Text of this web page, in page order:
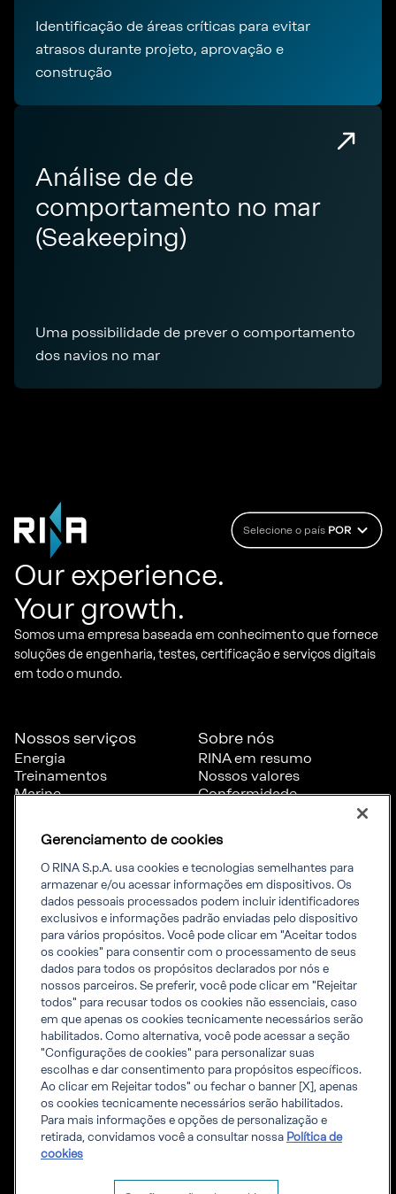
Identificação de áreas críticas para evitar
atrasos durante projeto, aprovação e
construção
Análise de de
comportamento no mar
(Seakeeping)
Uma possibilidade de prever o comportamento
dos navios no mar
Selecione o país POR
Our experience.
Your growth.
Somos uma empresa baseada em conhecimento que fornece
soluções de engenharia, testes, certificação e serviços digitais
em todo o mundo.
Nossos serviços
Energia
Treinamentos
Marine
infraestrutura
Sobre nós
RINA em resumo
Nossos valores
Conformidade
Diversidade & Inclusão
Trabalhe conosco
Ferramentas
Regras RINA
Acreditações
Inspeção acreditada de
Projetos de Engenharia e
Obras de infraestrutura
Igualdade salarial
Certificates list
Certification Member
Area
Marine Member Area
Aplicativos digitais para
o Setor Marítimo
Conteúdos públicos
Informações
corporativas
Informações da Empresa
Aviso de privacidade
Política de cookies
Gerenciamento de cookies
O RINA S.p.A. usa cookies e tecnologias semelhantes para
armazenar e/ou acessar informações em dispositivos. Os
dados pessoais processados ​​podem incluir identificadores
exclusivos e informações padrão enviadas pelo dispositivo
para vários propósitos. Você pode clicar em "Aceitar todos
os cookies" para consentir com o processamento de seus
dados para todos os propósitos declarados por nós e
nossos parceiros. Se preferir, você pode clicar em "Rejeitar
todos" para recusar todos os cookies não essenciais, caso
em que apenas os cookies tecnicamente necessários serão
habilitados. Como alternativa, você pode acessar a seção
"Configurações de cookies" para personalizar suas
escolhas e dar consentimento para propósitos específicos.
Ao clicar em Rejeitar todos" ou fechar o banner [X], apenas
os cookies tecnicamente necessários serão habilitados.
Para mais informações e opções de personalização e
retirada, convidamos você a consultar nossa Política de
cookies